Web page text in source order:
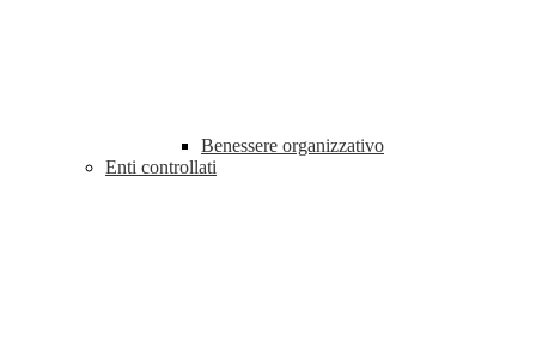
Benessere organizzativo
Enti controllati